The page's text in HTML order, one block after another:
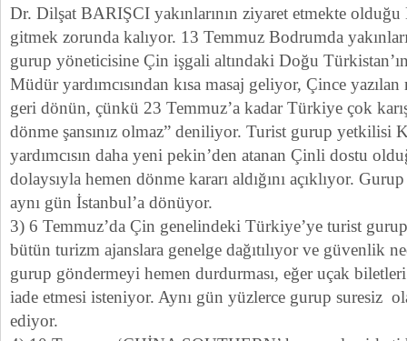
Dr. Dilşat BARIŞCI yakınlarının ziyaret etmekte olduğu
gitmek zorunda kalıyor. 13 Temmuz Bodrumda
gurup yöneticisine Çin işgali altındaki Doğu
Müdür yardımcısından kısa masaj geliyor, Çince
geri dönün, çünkü 23 Temmuz’a kadar Türkiye çok
dönme şansınız olmaz” deniliyor. Turist gurup yetkilisi
yardımcısın daha yeni pekin’den atanan Çinli dostu
dolaysıyla hemen dönme kararı aldığını açıklıyor.
aynı gün İstanbul’a dönüyor.
3) 6 Temmuz’da Çin genelindeki Türkiye’ye turist
bütün turizm ajanslara genelge dağıtılıyor ve güvenlik
gurup göndermeyi hemen durdurması, eğer uçak biletleri
iade etmesi isteniyor. Aynı gün yüzlerce gurup suresiz
ediyor.